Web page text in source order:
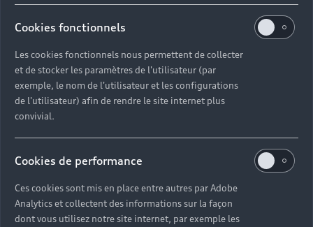
Cookies fonctionnels
Les cookies fonctionnels nous permettent de collecter
et de stocker les paramètres de l'utilisateur (par
exemple, le nom de l'utilisateur et les configurations
de l'utilisateur) afin de rendre le site internet plus
convivial.
Cookies de performance
Ces cookies sont mis en place entre autres par Adobe
Analytics et collectent des informations sur la façon
dont vous utilisez notre site internet, par exemple les